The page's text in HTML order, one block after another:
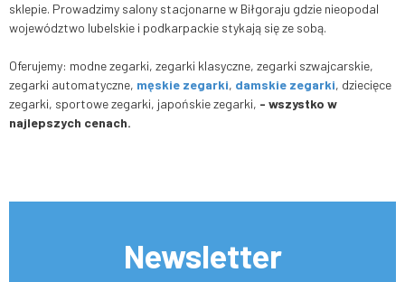
sklepie. Prowadzimy salony stacjonarne w Biłgoraju gdzie nieopodal
województwo lubelskie i podkarpackie stykają się ze sobą.
Oferujemy: modne zegarki, zegarki klasyczne, zegarki szwajcarskie,
zegarki automatyczne, męskie zegarki, damskie zegarki, dziecięce
zegarki, sportowe zegarki, japońskie zegarki, - wszystko w
najlepszych cenach.
Newsletter